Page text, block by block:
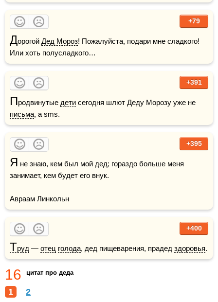
+79
Дорогой Дед Мороз! Пожалуйста, подари мне сладкого!
Или хоть полусладкого…
+391
Продвинутые дети
письма, а sms.
+395
Я не знаю, кем был мой дед; гораздо больше меня
занимает, кем будет его внук.
Авраам Линкольн
+400
Труд — отец голода, дед пищеварения, прадед здоровья.
16 цитат про деда
1 2